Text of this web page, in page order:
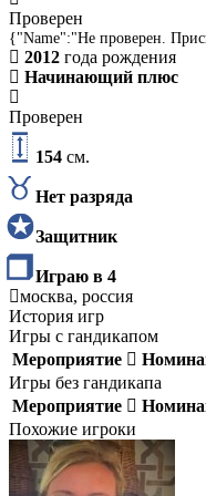
Проверен
{"Name":"Не проверен.
2012 года рождения
Начинающий плюс
Проверен
154 см.
Нет разряда
Защитник
Играю в 4
москва, россия
История игр
Игры с гандикапом
Мероприятие
Игры без гандикапа
Мероприятие
Похожие игроки